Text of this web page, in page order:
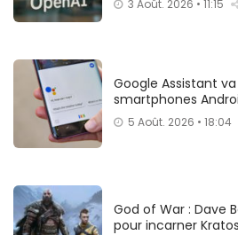
3 Août. 2026 • 11:15
Google Assistant
smartphones
5 Août. 2026 • 18:04
God of War : Dave
pour incarner